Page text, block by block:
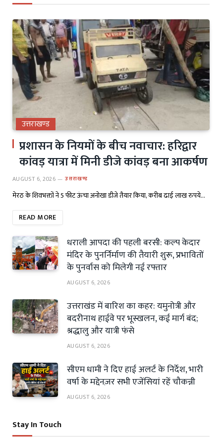
उत्तराखण्ड
प्रशासन के नियमों के बीच नवाचार: हरिद्वार
कांवड़ यात्रा में मिनी डीजे कांवड़ बना आकर्षण
AUGUST 6, 2026 उत्तराखण्ड
मेरठ के शिवभक्तों ने 5 फीट ऊंचा अनोखा डीजे तैयार किया, करीब ढाई लाख रुपये…
READ MORE
धराली आपदा की पहली बरसी: कल्प केदार
मंदिर के पुनर्निर्माण की तैयारी शुरू, प्रभावितों
के पुनर्वास को मिलेगी नई रफ्तार
AUGUST 6, 2026
उत्तराखंड में बारिश का कहर: यमुनोत्री और
बदरीनाथ हाईवे पर भूस्खलन, कई मार्ग बंद;
श्रद्धालु और यात्री फंसे
AUGUST 6, 2026
सीएम धामी ने दिए हाई अलर्ट के निर्देश, भारी
वर्षा के मद्देनज़र सभी एजेंसियां रहें चौकन्नी
AUGUST 6, 2026
Stay In Touch